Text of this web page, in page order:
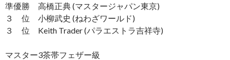
準優勝 高橋正典 (マスタージャパン東京)
３ 位 小柳武史 (ねわざワールド)
３ 位 Keith Trader (パラエストラ吉祥寺)
マスター3茶帯フェザー級